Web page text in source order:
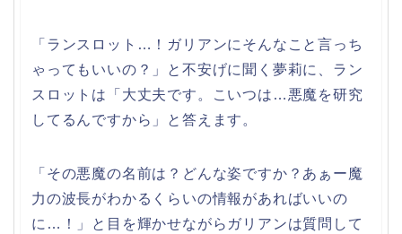
「ランスロット…！ガリアンにそんなこと言っち
ゃってもいいの？」と不安げに聞く夢莉に、ラン
スロットは「大丈夫です。こいつは…悪魔を研究
してるんですから」と答えます。
「その悪魔の名前は？どんな姿ですか？あぁー魔
力の波長がわかるくらいの情報があればいいの
に…！」と目を輝かせながらガリアンは質問して